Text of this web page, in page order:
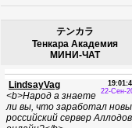
テンカラ
Тенкара Академия
МИНИ-ЧАТ